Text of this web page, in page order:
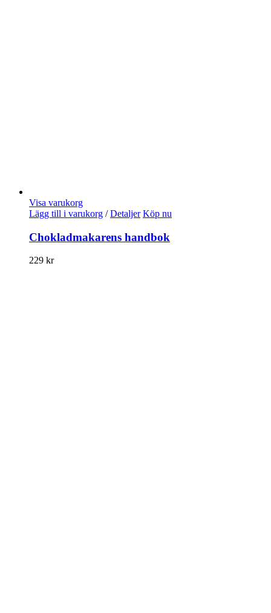
Visa varukorg
Lägg till i varukorg / Detaljer Köp nu
Chokladmakarens handbok
229 kr